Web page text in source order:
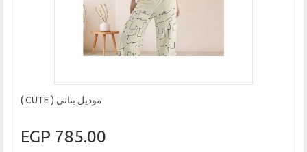
موديل بناتي ( CUTE )
785.00 EGP